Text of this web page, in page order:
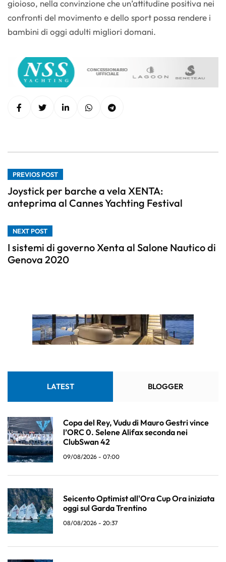
gioioso, nella convinzione che un’attitudine positiva nei
confronti del movimento e dello sport possa rendere i
bambini di oggi adulti migliori domani.
PREVIOS POST
Joystick per barche a vela XENTA:
anteprima al Cannes Yachting Festival
NEXT POST
I sistemi di governo Xenta al Salone Nautico di
Genova 2020
LATEST BLOGGER
Copa del Rey, Vudu di Mauro Gestri vince
l’ORC 0. Selene Alifax seconda nei
ClubSwan 42
09/08/2026 - 07:00
Seicento Optimist all'Ora Cup Ora iniziata
oggi sul Garda Trentino
08/08/2026 - 20:37